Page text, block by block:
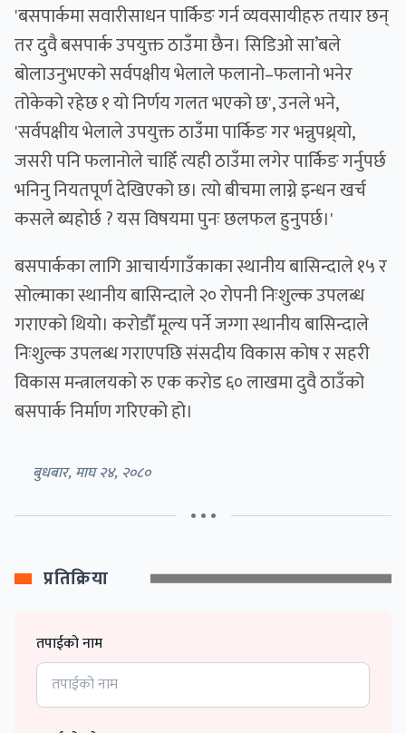
'बसपार्कमा सवारीसाधन पार्किङ गर्न व्यवसायीहरु तयार छन्
तर दुवै बसपार्क उपयुक्त ठाउँमा छैन। सिडिओ सा’बले
बोलाउनुभएको सर्वपक्षीय भेलाले फलानो–फलानो भनेर
तोकेको रहेछ १ यो निर्णय गलत भएको छ', उनले भने,
'सर्वपक्षीय भेलाले उपयुक्त ठाउँमा पार्किङ गर भन्नुपथ्र्यो,
जसरी पनि फलानोले चाहिँ त्यही ठाउँमा लगेर पार्किङ गर्नुपर्छ
भनिनु नियतपूर्ण देखिएको छ। त्यो बीचमा लाग्ने इन्धन खर्च
कसले ब्यहोर्छ ? यस विषयमा पुनः छलफल हुनुपर्छ।'
बसपार्कका लागि आचार्यगाउँकाका स्थानीय बासिन्दाले १५ र
सोल्माका स्थानीय बासिन्दाले २० रोपनी निःशुल्क उपलब्ध
गराएको थियो। करोडौँ मूल्य पर्ने जग्गा स्थानीय बासिन्दाले
निःशुल्क उपलब्ध गराएपछि संसदीय विकास कोष र सहरी
विकास मन्त्रालयको रु एक करोड ६० लाखमा दुवै ठाउँको
बसपार्क निर्माण गरिएको हो।
बुधबार, माघ २४, २०८०
• • •
प्रतिक्रिया
तपाईको नाम